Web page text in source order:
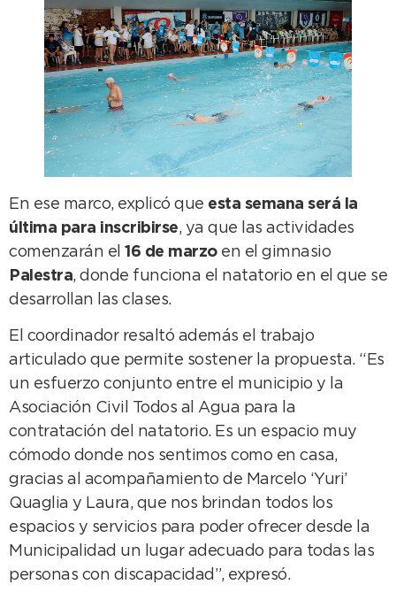
En ese marco, explicó que esta semana será la
última para inscribirse, ya que las actividades
comenzarán el 16 de marzoen el gimnasio
Palestra, donde funciona el natatorio en el que se
desarrollan las clases.
El coordinador resaltó además el trabajo
articulado que permite sostener la propuesta. “Es
un esfuerzo conjunto entre el municipio y la
Asociación Civil Todos al Agua para la
contratación del natatorio. Es un espacio muy
cómodo donde nos sentimos como en casa,
gracias al acompañamiento de Marcelo ‘Yuri’
Quaglia y Laura, que nos brindan todos los
espacios y servicios para poder ofrecer desde la
Municipalidad un lugar adecuado para todas las
personas con discapacidad”, expresó.